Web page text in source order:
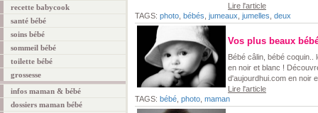
recette babycook
santé bébé
soins bébé
sommeil bébé
toilette bébé
grossesse
infos maman & bébé
dossiers maman bébé
Lire l'article
TAGS: photo bébés jumeaux jumelles deux
Vos plus beaux
Bébé câlin, bébé
en noir et blanc !
d'aujourdhui.com en noir
Lire l'article
TAGS: bébé photo maman